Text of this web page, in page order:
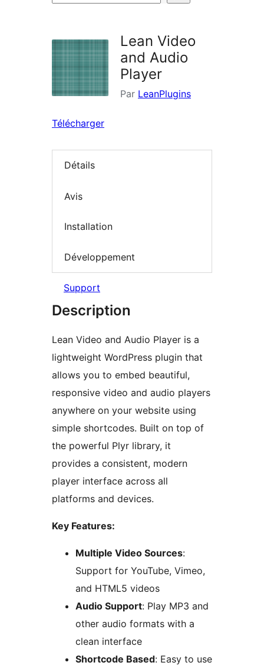
Lean Video
and Audio
Player
Par LeanPlugins
Télécharger
Détails
Avis
Installation
Développement
Support
Description
Lean Video and Audio Player is a
lightweight WordPress plugin that
allows you to embed beautiful,
responsive video and audio players
anywhere on your website using
simple shortcodes. Built on top of
the powerful Plyr library, it
provides a consistent, modern
player interface across all
platforms and devices.
Key Features:
Multiple Video Sources:
Support for YouTube, Vimeo,
and HTML5 videos
Audio Support: Play MP3 and
other audio formats with a
clean interface
Shortcode Based: Easy to use